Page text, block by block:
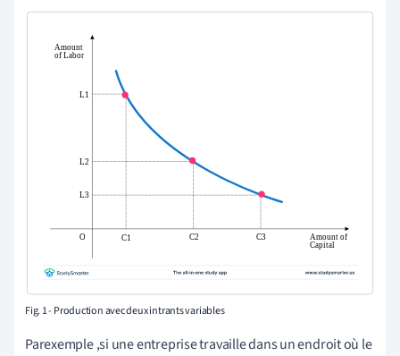
Fig. 1 - Production avec deux intrants variables
Parexemple,si une entreprise travaille dans un endroit où le